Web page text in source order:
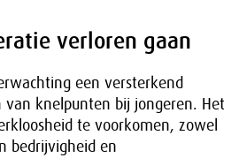
verloren gaan
een versterkend
van knelpunten bij jongeren. Het
te voorkomen, zowel
bedrijvigheid en